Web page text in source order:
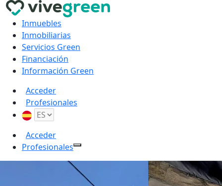
Inmuebles
Inmobiliarias
Servicios Green
Financiación
Información Green
Acceder
Profesionales
Acceder
Profesionales